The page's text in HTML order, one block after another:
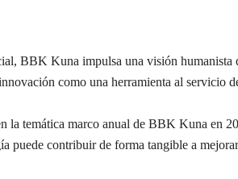
BBK Kuna impulsa una visión humanista
como una herramienta al servicio
la temática marco anual de BBK Kuna en
puede contribuir de forma tangible a